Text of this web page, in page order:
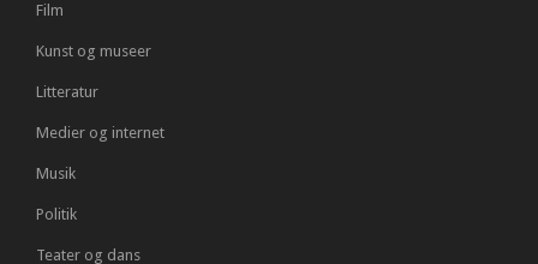
Film
Kunst og museer
Litteratur
Medier og internet
Musik
Politik
Teater og dans